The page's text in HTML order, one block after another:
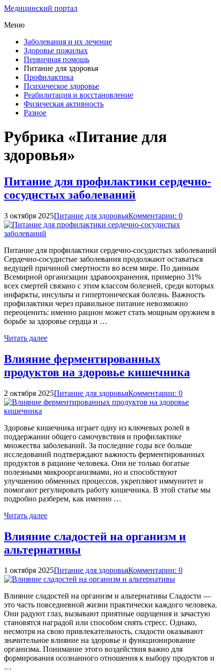
Медицинский портал
Меню
Заболевания и их лечение
Здоровье пожилых
Первичная помощь
Питание для здоровья
Профилактика
Психическое здоровье
Реабилитация и восстановление
Физическая активность
Разное
Рубрика «Питание для
здоровья»
Питание для профилактики сердечно-
сосудистых заболеваний
3 октября 2025Питание для здоровьяКомментарии: 0
Питание для профилактики сердечно-сосудистых заболеваний
Сердечно-сосудистые заболевания продолжают оставаться
ведущей причиной смертности во всем мире. По данным
Всемирной организации здравоохранения, примерно 31%
всех смертей связано с этим классом болезней, среди которых
инфаркты, инсульты и гипертоническая болезнь. Важность
профилактики через правильное питание невозможно
переоценить: именно рацион может стать мощным оружием в
борьбе за здоровье сердца и …
Читать далее
Влияние ферментированных
продуктов на здоровье кишечника
2 октября 2025Питание для здоровьяКомментарии: 0
Здоровье кишечника играет одну из ключевых ролей в
поддержании общего самочувствия и профилактике
множества заболеваний. За последние годы все больше
исследований подтверждают важность ферментированных
продуктов в рационе человека. Они не только богатые
полезными микроорганизмами, но и способствуют
улучшению обменных процессов, укрепляют иммунитет и
помогают регулировать работу кишечника. В этой статье мы
подробно разберем, как именно …
Читать далее
Влияние сладостей на организм и
альтернативы
1 октября 2025Питание для здоровьяКомментарии: 0
Влияние сладостей на организм и альтернативы Сладости —
это часть повседневной жизни практически каждого человека.
Они радуют глаз, вызывают приятные ощущения и зачастую
становятся наградой или способом снять стресс. Однако,
несмотря на свою привлекательность, сладости оказывают
значительное влияние на здоровье и функционирование
организма. Понимание этого воздействия важно для
формирования осознанного отношения к выбору продуктов и
…